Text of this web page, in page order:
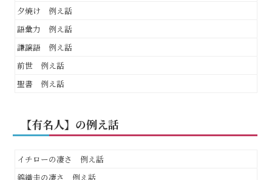
夕焼け 例え話
語彙力 例え話
謙譲語 例え話
前世 例え話
聖書 例え話
【有名人】の例え話
イチローの凄さ 例え話
錦織圭の凄さ 例え話